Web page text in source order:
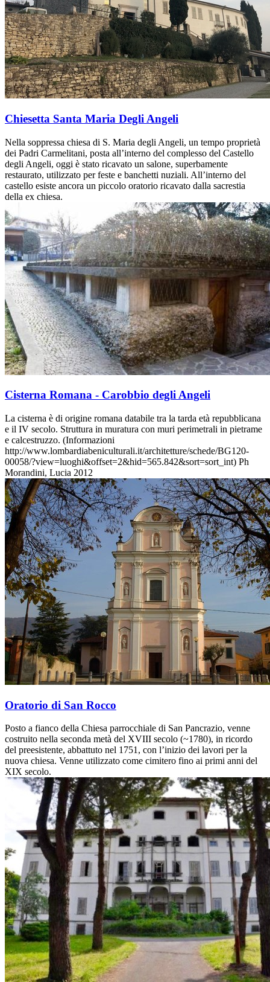
Chiesetta Santa Maria Degli Angeli
Nella soppressa chiesa di S. Maria degli Angeli, un tempo proprietà
dei Padri Carmelitani, posta all’interno del complesso del Castello
degli Angeli, oggi è stato ricavato un salone, superbamente
restaurato, utilizzato per feste e banchetti nuziali. All’interno del
castello esiste ancora un piccolo oratorio ricavato dalla sacrestia
della ex chiesa.
Cisterna Romana - Carobbio degli Angeli
La cisterna è di origine romana databile tra la tarda età repubblicana
e il IV secolo. Struttura in muratura con muri perimetrali in pietrame
e calcestruzzo. (Informazioni
http://www.lombardiabeniculturali.it/architetture/schede/BG120-
00058/?view=luoghi&offset=2&hid=565.842&sort=sort_int) Ph
Morandini, Lucia 2012
Oratorio di San Rocco
Posto a fianco della Chiesa parrocchiale di San Pancrazio, venne
costruito nella seconda metà del XVIII secolo (~1780), in ricordo
del preesistente, abbattuto nel 1751, con l’inizio dei lavori per la
nuova chiesa. Venne utilizzato come cimitero fino ai primi anni del
XIX secolo.